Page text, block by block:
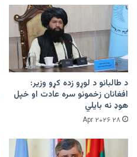
د طالبانو د لوړو زده کړو وزیر:
افغانان زخمونو سره عادت او خپل
هوډ نه بایلي
۲۸ Apr ۲۰۲۶